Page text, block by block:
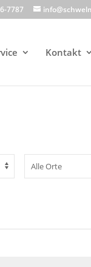
7787
Kontakt